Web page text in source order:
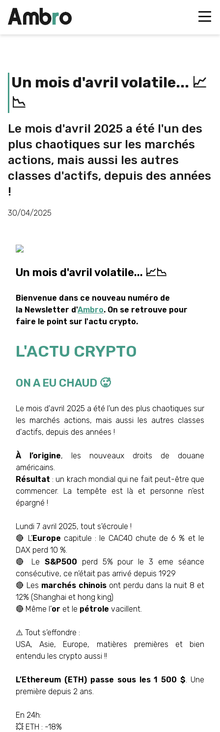
Un mois d'avril volatile... 📈
📉
Le mois d'avril 2025 a été l'un des
plus chaotiques sur les marchés
actions, mais aussi les autres
classes d'actifs, depuis des années
!
30/04/2025
Un mois d'avril volatile... 📈📉
Bienvenue dans ce nouveau numéro de
la Newsletter d'Ambro. On se retrouve pour
faire le point sur l'actu crypto.
L'ACTU CRYPTO
ON A EU CHAUD 🥵
Le mois d'avril 2025 a été l'un des plus chaotiques sur
les marchés actions, mais aussi les autres classes
d'actifs, depuis des années !
À l’origine, les nouveaux droits de douane
américains.
Résultat : un krach mondial qui ne fait peut-être que
commencer. La tempête est là et personne n’est
épargné !
Lundi 7 avril 2025, tout s'écroule !
🔴 L’Europe capitule : le CAC40 chute de 6 % et le
DAX perd 10 %.
🔴 Le S&P500 perd 5% pour le 3 eme séance
consécutive, ce n’était pas arrivé depuis 1929
🔴 Les marchés chinois ont perdu dans la nuit 8 et
12% (Shanghai et hong king)
🔴 Même l’or et le pétrole vacillent.
⚠️ Tout s’effondre :
USA, Asie, Europe, matières premières et bien
entendu les crypto aussi !!
L’Ethereum (ETH) passe sous les 1 500 $. Une
première depuis 2 ans.
En 24h:
💥 ETH : -18%